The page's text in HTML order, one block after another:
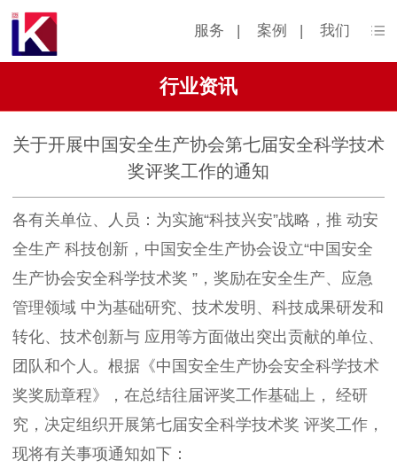
服务 | 案例 | 我们
行业资讯
关于开展中国安全生产协会第七届安全科学技术
奖评奖工作的通知
各有关单位、人员：为实施“科技兴安”战略，推 动安
全生产 科技创新，中国安全生产协会设立“中国安全
生产协会安全科学技术奖 ”，奖励在安全生产、应急
管理领域 中为基础研究、技术发明、科技成果研发和
转化、技术创新与 应用等方面做出突出贡献的单位、
团队和个人。根据《中国安全生产协会安全科学技术
奖奖励章程》，在总结往届评奖工作基础上， 经研
究，决定组织开展第七届安全科学技术奖 评奖工作，
现将有关事项通知如下：